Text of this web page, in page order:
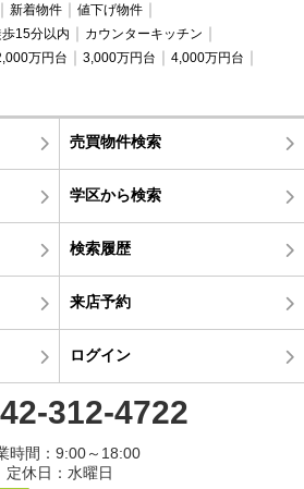
新着物件
値下げ物件
15分以内
カウンターキッチン
万円台 3,000万円台
4,000万円台
売買物件検索
学区から検索
検索履歴
来店予約
ログイン
312-4722
時間：9:00～18:00
定休日：水曜日